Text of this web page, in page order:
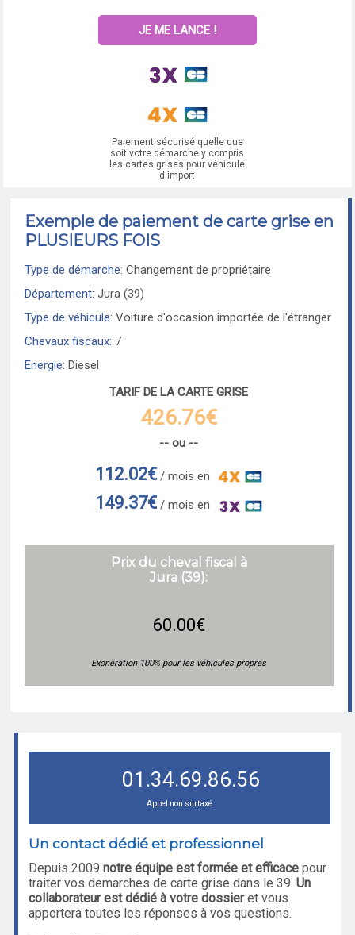
JE ME LANCE !
Paiement sécurisé quelle que
soit votre démarche y compris
les cartes grises pour véhicule
d'import
Exemple de paiement de carte grise en
PLUSIEURS FOIS
Type de démarche: Changement de propriétaire
Département: Jura (39)
Type de véhicule: Voiture d'occasion importée de l'étranger
Chevaux fiscaux: 7
Energie: Diesel
TARIF DE LA CARTE GRISE
426.76€
-- ou --
112.02€/ mois en
149.37€/ mois en
Prix du cheval fiscal à
Jura (39):
60.00€
Exonération 100% pour les véhicules propres
01.34.69.86.56
Appel non surtaxé
Un contact dédié et professionnel
Depuis 2009 notre équipe est formée et efficacepour
traiter vos demarches de carte grise dans le 39. Un
collaborateur est dédié à votre dossieret vous
apportera toutes les réponses à vos questions.